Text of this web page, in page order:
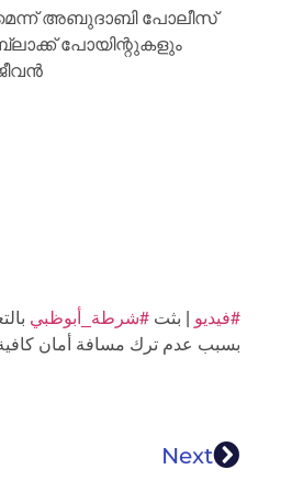
അബുദാബി പോലീസ്
പോയിന്റുകളും
#فيديو| بثت#شرطة_أبوظبي
بسبب عدم ترك مسافة أمان
Next